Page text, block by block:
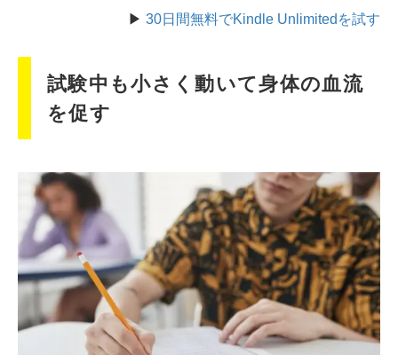
▶ 30日間無料でKindle Unlimitedを試す
試験中も小さく動いて身体の血流
を促す